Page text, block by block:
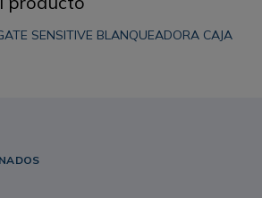
SENSITIVE BLANQUEADORA CAJA